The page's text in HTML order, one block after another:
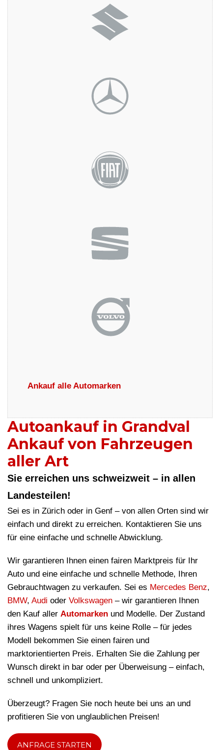
Ankauf alle Automarken
Autoankauf in Grandval
Ankauf von Fahrzeugen
aller Art
Sie erreichen uns schweizweit – in allen
Landesteilen!
Sei es in Zürich oder in Genf – von allen Orten sind wir
einfach und direkt zu erreichen. Kontaktieren Sie uns
für eine einfache und schnelle Abwicklung.
Wir garantieren Ihnen einen fairen Marktpreis für Ihr
Auto und eine einfache und schnelle Methode, Ihren
Gebrauchtwagen zu verkaufen. Sei es Mercedes Benz,
BMW, Audi oder Volkswagen – wir garantieren Ihnen
den Kauf aller Automarken und Modelle. Der Zustand
ihres Wagens spielt für uns keine Rolle – für jedes
Modell bekommen Sie einen fairen und
marktorientierten Preis. Erhalten Sie die Zahlung per
Wunsch direkt in bar oder per Überweisung – einfach,
schnell und unkompliziert.
Überzeugt? Fragen Sie noch heute bei uns an und
profitieren Sie von unglaublichen Preisen!
ANFRAGE STARTEN